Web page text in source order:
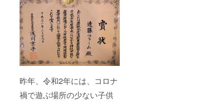
昨年、令和2年には、コロナ
禍で遊ぶ場所の少ない子供